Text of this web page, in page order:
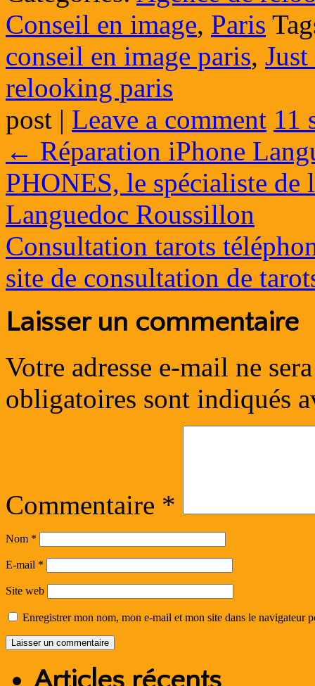
Conseil en image, Paris
conseil en image paris,
relooking paris
post | Leave a comment 11
← Réparation iPhone
PHONES, le spécialiste de
Languedoc Roussillon
Consultation tarots
site de consultation de
Laisser un commentaire
Votre adresse e-mail ne
obligatoires sont indiqués
Commentaire *
Nom *
E-mail *
Site web
Enregistrer mon nom, mon e-mail et mon site dans le navigateur